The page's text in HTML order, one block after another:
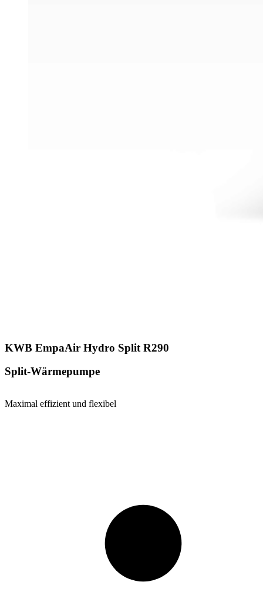
KWB EmpaAir Hydro Split R290
Split-Wärmepumpe
Maximal effizient und flexibel